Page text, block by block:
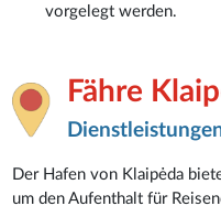
vorgelegt werden.
Fähre
Der Hafen von Klaipėda
um den Aufenthalt für